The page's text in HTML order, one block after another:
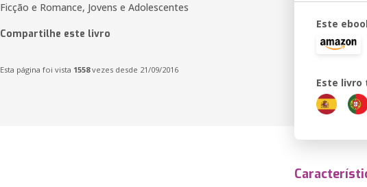
Ficção e Romance, Jovens e Adolescentes
Compartilhe este livro
Esta página foi vista 1558vezes desde 21/09/2016
Este
Este livro